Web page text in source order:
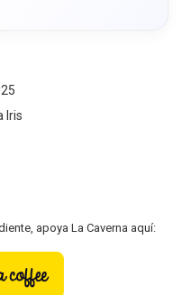
Iris
apoya La Caverna aquí: